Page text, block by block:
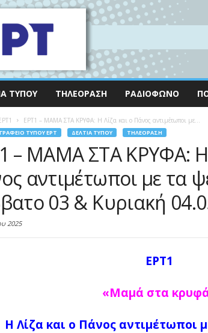
ΤΎΠΟΥ ΤΗΛΕΌΡΑΣΗ ΡΑΔΙΌΦΩΝΟ
ΕΡΤ1 – ΜΑΜΑ ΣΤΑ ΚΡΥΦΑ: Η Λίζα και ο Πάνος αντιμέτωποι με...
ΓΡΑΦΕΊΟ ΤΎΠΟΥ ΕΡΤ ΔΕΛΤΊΑ ΤΎΠΟΥ ΤΗΛΕΌΡΑΣΗ
– ΜΑΜΑ ΣΤΑ ΚΡΥΦΑ: Η
αντιμέτωποι με τα
03 & Κυριακή
2025
ΕΡΤ1
«Μαμά στα
Η Λίζα και ο Πάνος αντιμέτωποι